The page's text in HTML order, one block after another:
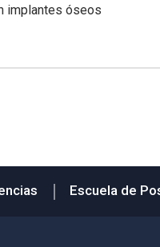
implantes óseos
Escuela de